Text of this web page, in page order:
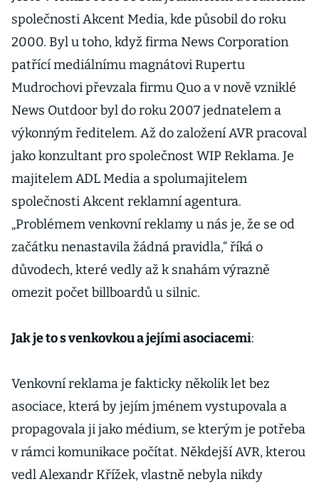
společnosti Akcent Media, kde působil do roku
2000. Byl u toho, když firma News Corporation
patřící mediálnímu magnátovi Rupertu
Mudrochovi převzala firmu Quo a v nově vzniklé
News Outdoor byl do roku 2007 jednatelem a
výkonným ředitelem. Až do založení AVR pracoval
jako konzultant pro společnost WIP Reklama. Je
majitelem ADL Media a spolumajitelem
společnosti Akcent reklamní agentura.
„Problémem venkovní reklamy u nás je, že se od
začátku nenastavila žádná pravidla,“ říká o
důvodech, které vedly až k snahám výrazně
omezit počet billboardů u silnic.
Jak je to s venkovkou a jejími asociacemi:
Venkovní reklama je fakticky několik let bez
asociace, která by jejím jménem vystupovala a
propagovala ji jako médium, se kterým je potřeba
v rámci komunikace počítat. Někdejší AVR, kterou
vedl Alexandr Křížek, vlastně nebyla nikdy